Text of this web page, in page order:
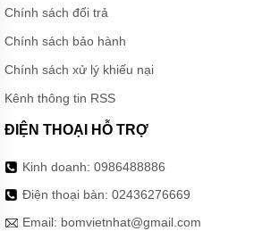
Chính sách đổi trả
Chính sách bảo hành
Chính sách xử lý khiếu nại
Kênh thông tin RSS
ĐIỆN THOẠI HỖ TRỢ
Kinh doanh: 0986488886
Điện thoại bàn: 02436276669
Email: bomvietnhat@gmail.com